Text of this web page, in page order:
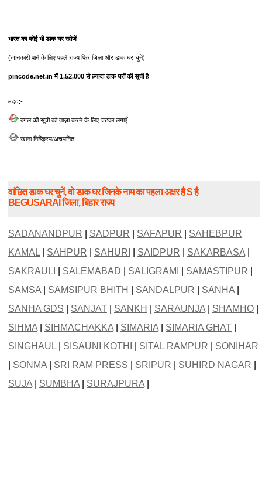
भारत का कोई भी डाक घर खोजें
(जानकारी पाने के लिए पहले राज्य फिर जिला और डाक घर चुनें)
pincode.net.in में 1,52,000 से ज़्यादा डाक घरों की सूची है
मदद:-
बगल की सूची को ताज़ा करने के लिए चटका लगाएँ
खाना निष्क्रिय/अचयनित
वांछित डाक घर चुनें, वो डाक घर जिनके नाम का पहला अक्षर है S है
BEGUSARAI जिला, बिहार राज्य
SADANANDPUR SADPUR SAFAPUR
SAHEBPUR
KAMAL| SAHPUR SAHURI SAIDPUR SAKARBASA|
SAKRAULI
SALEMABAD SALIGRAMI SAMASTIPUR
SAMSA| SAMSIPUR BHITH SANDALPUR SANHA|
SANHA GDS
SANJAT SANKH SARAUNJA| SHAMHO
SIHMA| SIHMACHAKKA| SIMARIA| SIMARIA GHAT
SINGHAUL| SISAUNI KOTHI SITAL RAMPUR
SONIHAR
SONMA| SRI RAM PRESS SRIPUR SUHIRD NAGAR
SUJA| SUMBHA| SURAJPURA|